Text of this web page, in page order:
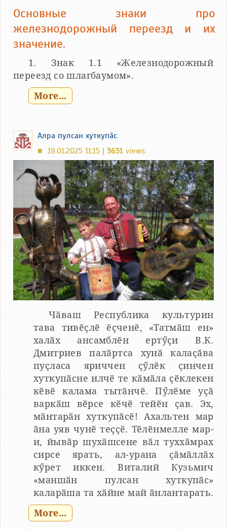
Основные знаки про
железнодорожный переезд и их
значение.
1. Знак 1.1 «Железнодорожный
переезд со шлагбаумом».
More...
Алра пулсан хуткупӑс
■ 19.01.2025 11:15 | 3631 views
Чӑваш Республика культурин
тава тивӗҫлӗ ӗҫченӗ, «Татмӑш ен»
халӑх ансамблӗн ертӳҫи В.К.
Дмитриев палӑртса хунӑ калаҫӑва
пуҫласа яриччен ҫӳлӗк ҫинчен
хуткупӑсне илчӗ те кӑмӑла ҫӗклекен
кӗвӗ калама тытӑнчӗ. Пӳлӗме уҫӑ
варкӑш вӗрсе кӗчӗ тейӗн ҫав. Эх,
мӑнтарӑн хуткупӑсӗ! Ахальтен мар
ӑна уяв чунӗ теҫҫӗ. Тӗлӗнмелле мар-
и, йывӑр шухӑшсене вӑл туххӑмрах
сирсе ярать, ал-урана ҫӑмӑллӑх
кӳрет иккен. Виталий Кузьмич
«маншӑн пулсан хуткупӑс»
каларӑша та хӑйне май ӑнлантарать.
More...